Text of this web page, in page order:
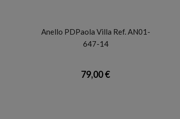
Anello PDPaola Villa Ref. AN01-
647-14
79,00 €